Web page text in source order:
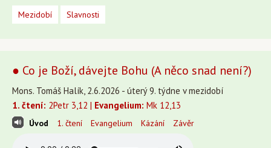
Mezidobí Slavnosti
● Co je Boží, dávejte Bohu (A něco snad není?)
Mons. Tomáš Halík, 2.6.2026 - úterý 9. týdne v mezidobí
1. čtení: 2Petr 3,12 | Evangelium: Mk 12,13
Úvod 1. čtení Evangelium Kázání Závěr